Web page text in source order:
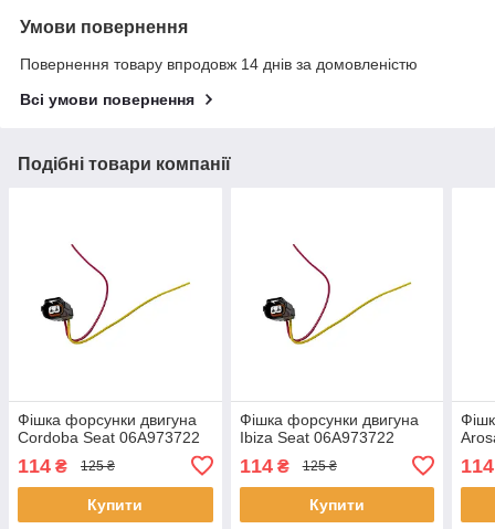
Умови повернення
Повернення товару впродовж 14 днів за домовленістю
Всі умови повернення
Подібні товари компанії
Фішка форсунки двигуна
Cordoba Seat 06A973722
114 ₴ 125 ₴
Купити
Фішка форсунки двигуна
Ibiza Seat 06A973722
114₴ 125 ₴
Купити
114